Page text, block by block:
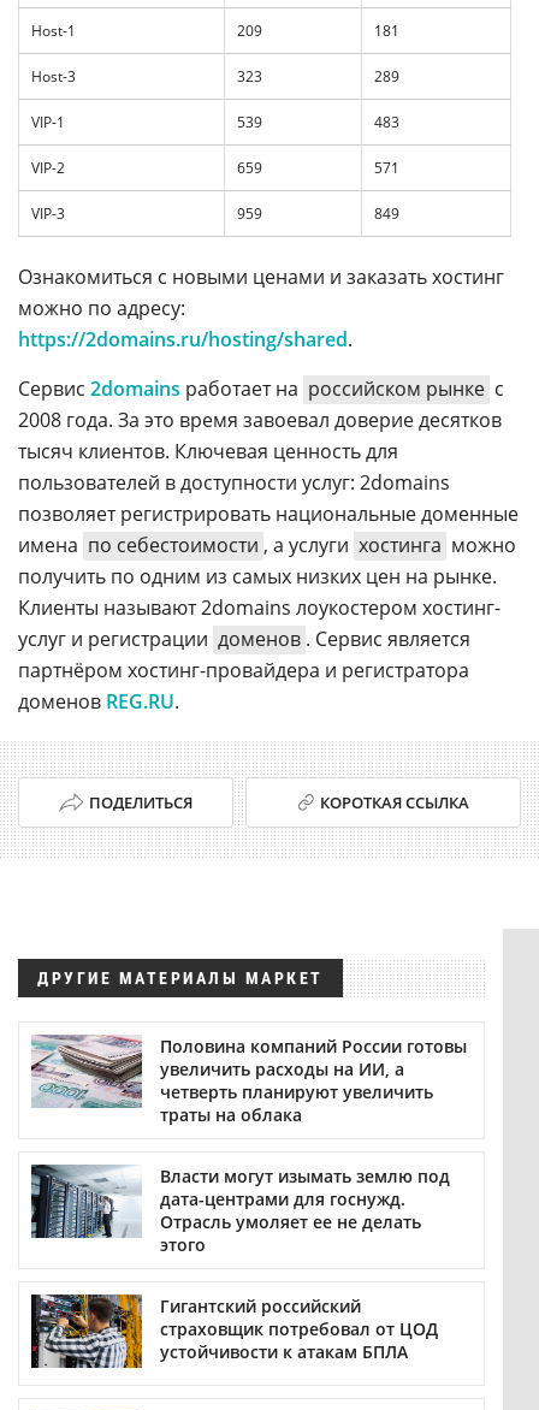
Host-1 209 181
Host-3 323 289
VIP-1 539 483
VIP-2 659 571
VIP-3 959 849
Ознакомиться с новыми ценами и заказать хостинг
можно по адресу:
https://2domains.ru/hosting/shared.
Сервис 2domains работает на российском рынке с
2008 года. За это время завоевал доверие десятков
тысяч клиентов. Ключевая ценность для
пользователей в доступности услуг: 2domains
позволяет регистрировать национальные доменные
имена по себестоимости , а услуги хостинга можно
получить по одним из самых низких цен на рынке.
Клиенты называют 2domains лоукостером хостинг-
услуг и регистрации доменов . Сервис является
партнёром хостинг-провайдера и регистратора
доменов REG.RU.
ПОДЕЛИТЬСЯ КОРОТКАЯ ССЫЛКА
ДРУГИЕ МАТЕРИАЛЫ МАРКЕТ
Половина компаний России готовы
увеличить расходы на ИИ, а
четверть планируют увеличить
траты на облака
Власти могут изымать землю под
дата-центрами для госнужд.
Отрасль умоляет ее не делать
этого
Гигантский российский
страховщик потребовал от ЦОД
устойчивости к атакам БПЛА